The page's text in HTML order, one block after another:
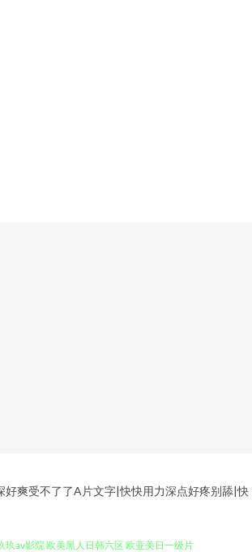
爽受不了了A片文字|快快用力深点好疼别舔|快